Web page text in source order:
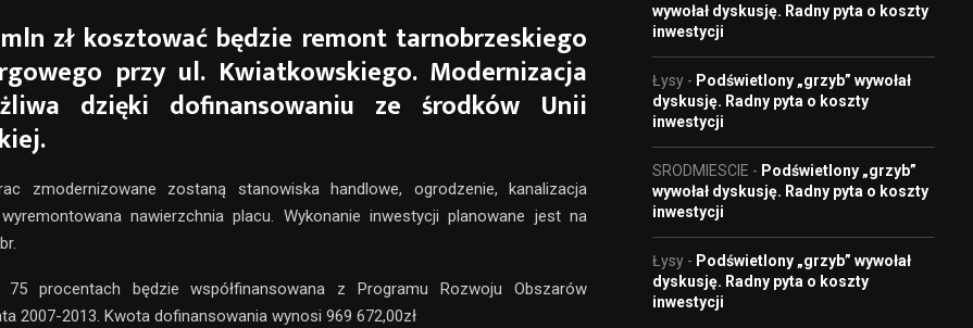
zł kosztować będzie remont tarnobrzeskiego
przy ul. Kwiatkowskiego. Modernizacja
dzięki dofinansowaniu ze środków Unii
zmodernizowane zostaną stanowiska handlowe, ogrodzenie, kanalizacja
nawierzchnia placu. Wykonanie inwestycji planowane jest na
75 procentach będzie współfinansowana z Programu Rozwoju Obszarów
2007-2013. Kwota dofinansowania wynosi 969 672,00zł
wywołał dyskusję. Radny pyta o koszty
inwestycji
Łysy - Podświetlony „grzyb” wywołał
dyskusję. Radny pyta o koszty
inwestycji
SRODMIESCIE - Podświetlony „grzyb”
wywołał dyskusję. Radny pyta o koszty
inwestycji
Łysy - Podświetlony „grzyb” wywołał
dyskusję. Radny pyta o koszty
inwestycji